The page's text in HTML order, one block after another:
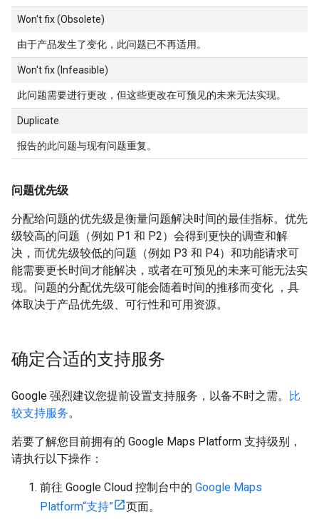
Won't fix (Obsolete)
由于产品发生了变化，此问题已不再适用。
Won't fix (Infeasible)
此问题需要进行更改，但这些更改在可预见的未来无法实现。
Duplicate
报告的此问题与现有问题重复。
问题优先级
分配给问题的优先级是衡量问题解决时间的最佳指标。优先
级较高的问题（例如 P1 和 P2）会得到更快的调查和解
决，而优先级较低的问题（例如 P3 和 P4）和功能请求可
能需要更长时间才能解决，或者在可预见的未来可能无法实
现。问题的分配优先级可能会随着时间的推移而变化 ，具
体取决于产品优先级、可行性和可用资源。
确定合适的支持服务
Google 强烈建议您提前设置支持服务，以备不时之需。
比
较支持服务。
若要了解您目前拥有的 Google Maps Platform 支持级别，
请执行以下操作：
前往 Google Cloud 控制台中的 Google Maps
Platform“支持”
页面。